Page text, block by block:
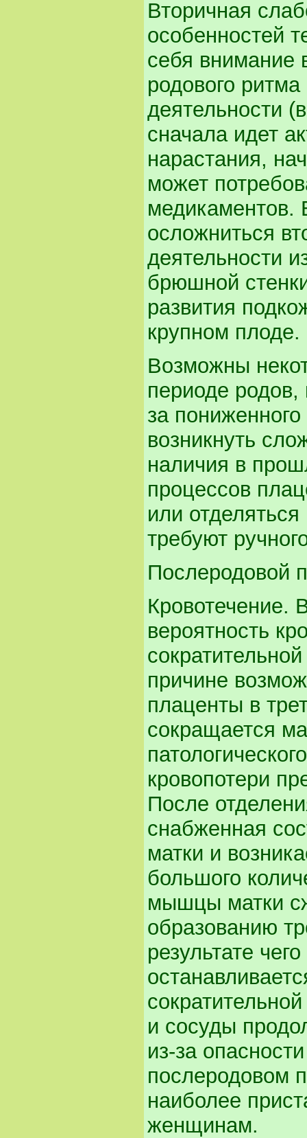
Вторичная
особенностей
себя внимание
родового
деятельности
сначала идет
нарастания,
может
медикаментов.
осложниться
деятельности
брюшной
развития
крупном плоде.
Возможны
периоде родов,
за пониженного
возникнуть
наличия в
процессов
или
требуют
Послеродовой
Кровотечение.
вероятность
причине
плаценты в
сокращается
кровопотери
После
снабженная
матки и
большого
мышцы матки
образованию
результате
и сосуды
из-за
послеродовом
наиболее
женщинам.